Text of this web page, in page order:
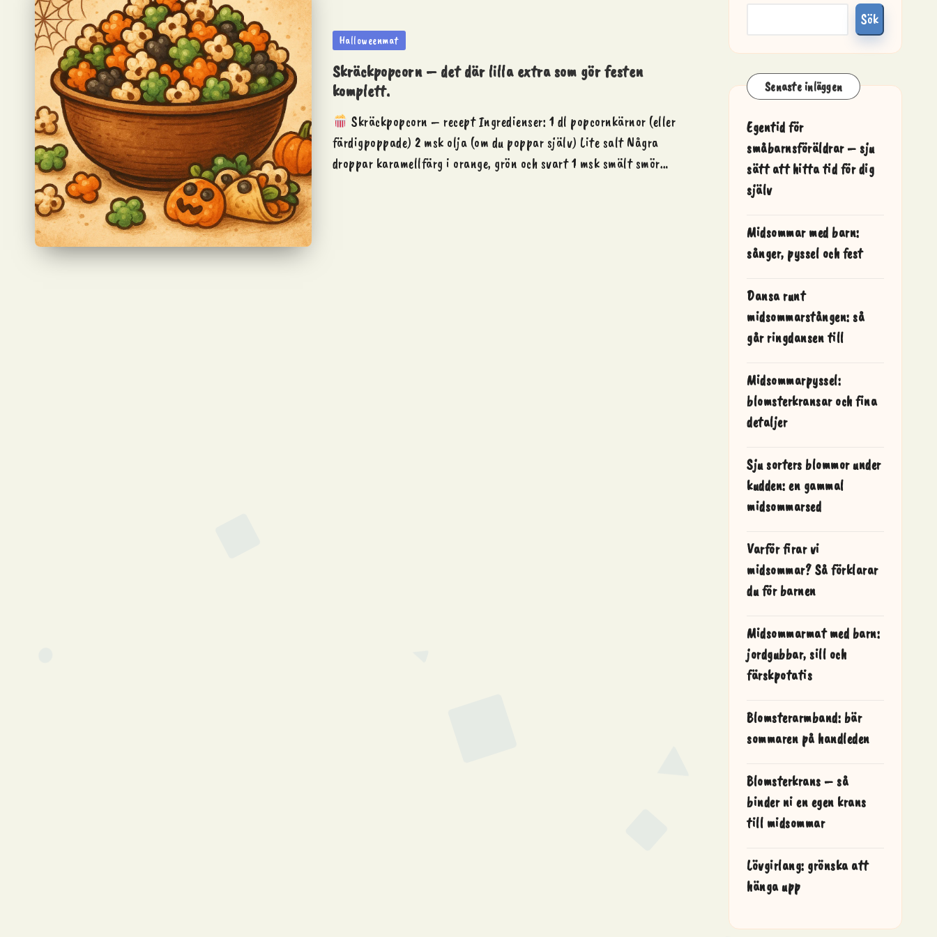
Posted
Halloweenmat
Skräckpopcorn – det där lilla extra som gör festen
komplett.
Skräckpopcorn – recept Ingredienser: 1 dl popcornkärnor (eller
färdigpoppade) 2 msk olja (om du poppar själv) Lite salt Några
droppar karamellfärg i orange, grön och svart 1 msk smält smör…
Sök
Senaste inläggen
Egentid för
småbarnsföräldrar – sju
sätt att hitta tid för dig
själv
Midsommar med barn:
sånger, pyssel och fest
Dansa runt
midsommarstången: så
går ringdansen till
Midsommarpyssel:
blomsterkransar och fina
detaljer
Sju sorters blommor under
kudden: en gammal
midsommarsed
Varför firar vi
midsommar? Så förklarar
du för barnen
Midsommarmat med barn:
jordgubbar, sill och
färskpotatis
Blomsterarmband: bär
sommaren på handleden
Blomsterkrans – så
binder ni en egen krans
till midsommar
Lövgirlang: grönska att
hänga upp